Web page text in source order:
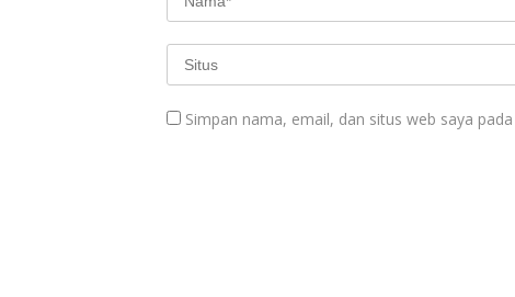
Simpan nama, email, dan situs web saya